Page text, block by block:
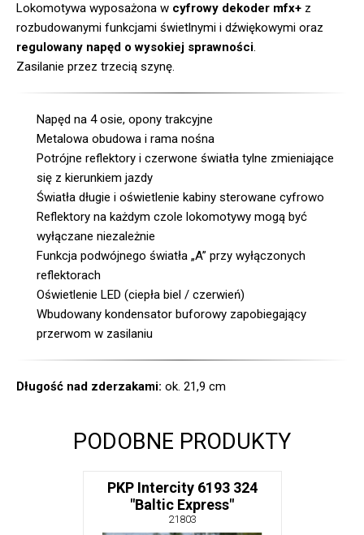
Lokomotywa wyposażona w cyfrowy dekoder mfx+ z
rozbudowanymi funkcjami świetlnymi i dźwiękowymi oraz
regulowany napęd o wysokiej sprawności.
Zasilanie przez trzecią szynę.
Napęd na 4 osie, opony trakcyjne
Metalowa obudowa i rama nośna
Potrójne reflektory i czerwone światła tylne zmieniające
się z kierunkiem jazdy
Światła długie i oświetlenie kabiny sterowane cyfrowo
Reflektory na każdym czole lokomotywy mogą być
wyłączane niezależnie
Funkcja podwójnego światła „A” przy wyłączonych
reflektorach
Oświetlenie LED (ciepła biel / czerwień)
Wbudowany kondensator buforowy zapobiegający
przerwom w zasilaniu
Długość nad zderzakami: ok. 21,9 cm
PODOBNE PRODUKTY
PKP Intercity 6193 324
"Baltic Express"
21803